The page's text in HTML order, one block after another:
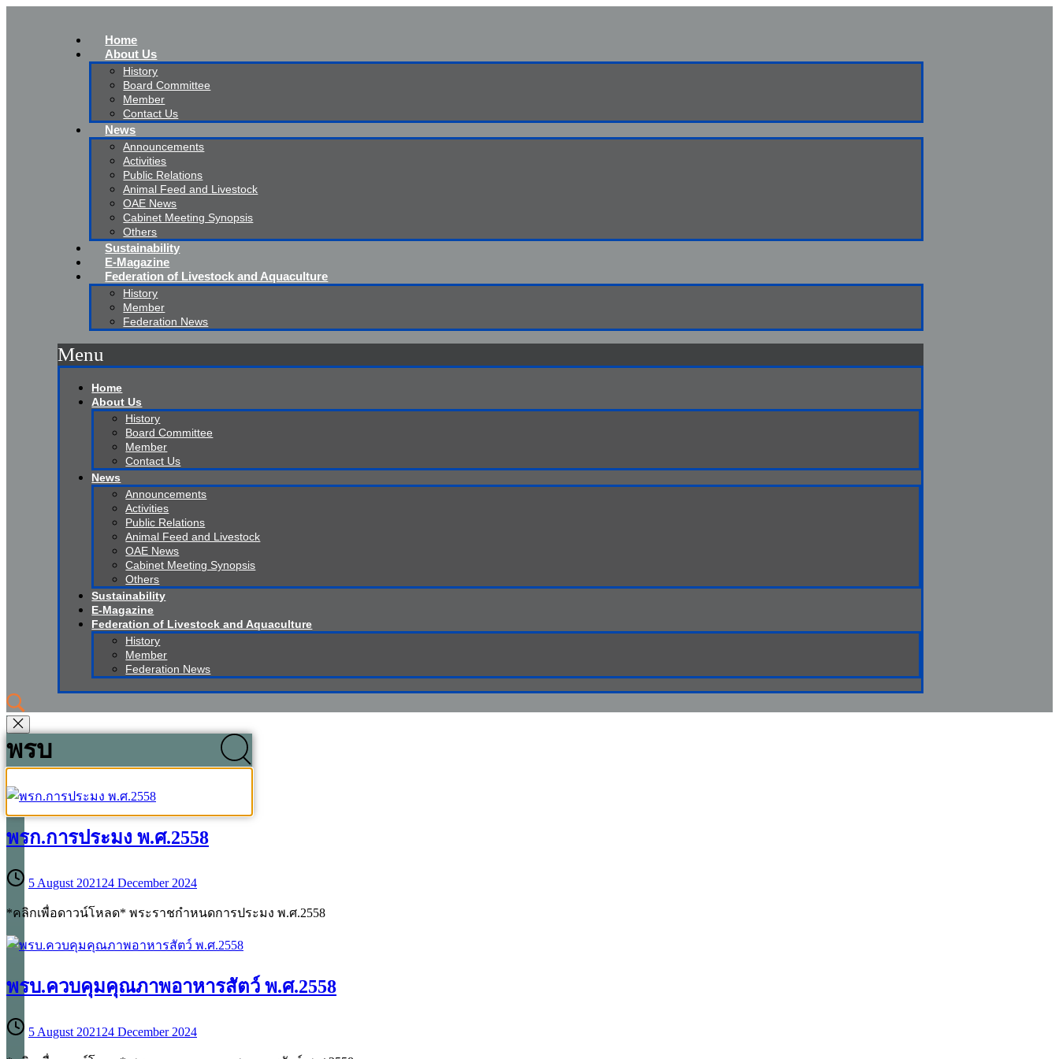
Home
About Us
History
Board Committee
Member
Contact Us
News
Announcements
Activities
Public Relations
Animal Feed and Livestock
OAE News
Cabinet Meeting Synopsis
Others
Sustainability
E-Magazine
Federation of Livestock and Aquaculture
History
Member
Federation News
Menu
Home
About Us
History
Board Committee
Member
Contact Us
News
Announcements
Activities
Public Relations
Animal Feed and Livestock
OAE News
Cabinet Meeting Synopsis
Others
Sustainability
E-Magazine
Federation of Livestock and Aquaculture
History
Member
Federation News
พรบ
พรก.การประมง พ.ศ.2558
5 August 2021 24 December 2024
*คลิกเพื่อดาวน์โหลด* พระราชกำหนดการประมง พ.ศ.2558
พรบ.ควบคุมคุณภาพอาหารสัตว์ พ.ศ.2558
5 August 2021 24 December 2024